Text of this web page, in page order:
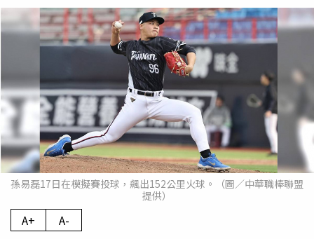
孫易磊17日在模擬賽投球，飆出152公里火球。（圖／中華職棒聯盟
提供）
A+ A-